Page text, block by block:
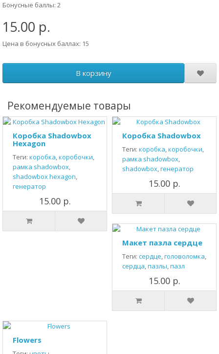
Бонусные баллы: 2
15.00 р.
Цена в бонусных баллах: 15
В корзину
Рекомендуемые товары
Коробка Shadowbox
Hexagon
Теги: коробка,коробочки,
рамка shadowbox,
shadowbox hexagon,
генератор
15.00 р.
Коробка Shadowbox
Теги: коробка,коробочки,
рамка shadowbox,
shadowbox,генератор
15.00 р.
Макет пазла сердце
Теги: сердце,головоломка,
сердца,пазлы,пазл
15.00 р.
Flowers